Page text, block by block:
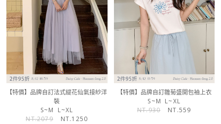
【特價】品牌自訂法式緹花仙氣接紗洋
裝
S~M
L~XL
NT.2079
NT.1250
【特價】品牌自訂雛菊盛開包袖上衣
S~M L~XL
NT.930
NT.559